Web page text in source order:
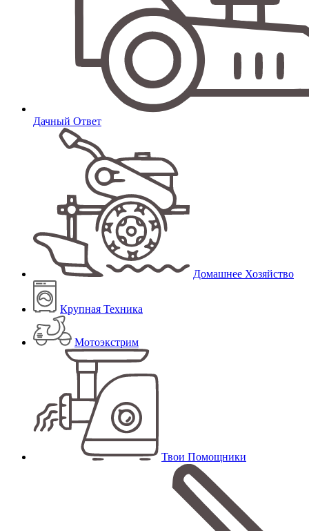
Дачный Ответ
Домашнее Хозяйство
Крупная Техника
Мотоэкстрим
Твои Помощники